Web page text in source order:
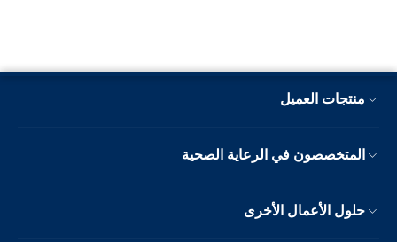
منتجات العميل
المتخصصون في الرعاية الصحية
حلول الأعمال الأخرى